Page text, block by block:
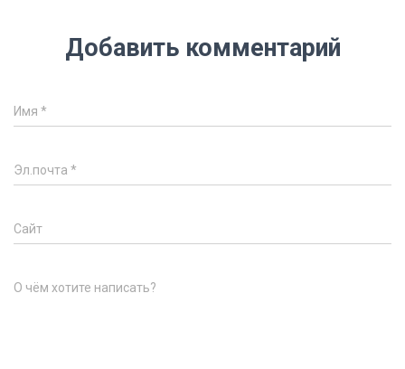
Добавить комментарий
Имя *
Эл.почта *
Сайт
О чём хотите написать?